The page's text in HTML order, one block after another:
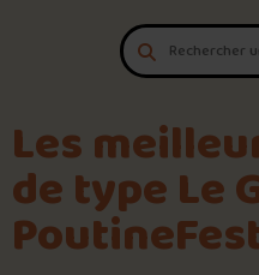
Aller au contenu
Les
de type Le